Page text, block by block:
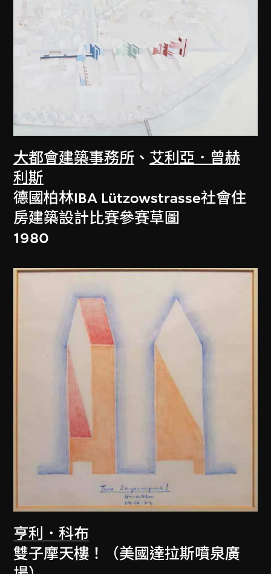
大都會建築事務所 、 艾利亞．曾赫
利斯
德國柏林IBA Lützowstrasse社會住
房建築設計比賽參賽草圖
1980
亨利．科布
雙子摩天樓！（美國達拉斯噴泉廣